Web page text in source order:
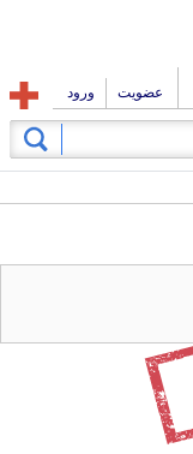
عضویت ورود